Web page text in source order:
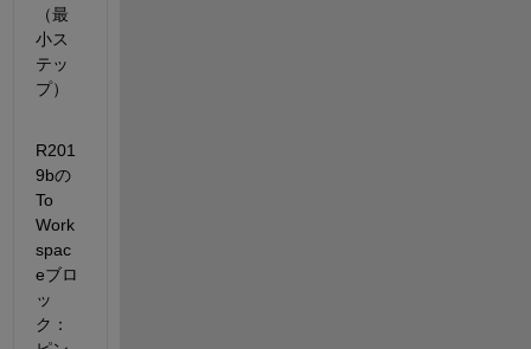
（最
小ス
テッ
プ）
R201
9bの
To
Work
spac
eブロ
ッ
ク：